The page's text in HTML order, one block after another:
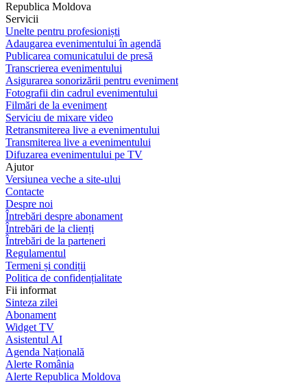
Republica Moldova
Servicii
Unelte pentru profesioniști
Adaugarea evenimentului în agendă
Publicarea comunicatului de presă
Transcrierea evenimentului
Asigurarea sonorizării pentru eveniment
Fotografii din cadrul evenimentului
Filmări de la eveniment
Serviciu de mixare video
Retransmiterea live a evenimentului
Transmiterea live a evenimentului
Difuzarea evenimentului pe TV
Ajutor
Versiunea veche a site-ului
Contacte
Despre noi
Întrebări despre abonament
Întrebări de la clienți
Întrebări de la parteneri
Regulamentul
Termeni și condiții
Politica de confidențialitate
Fii informat
Sinteza zilei
Abonament
Widget TV
Asistentul AI
Agenda Națională
Alerte România
Alerte Republica Moldova